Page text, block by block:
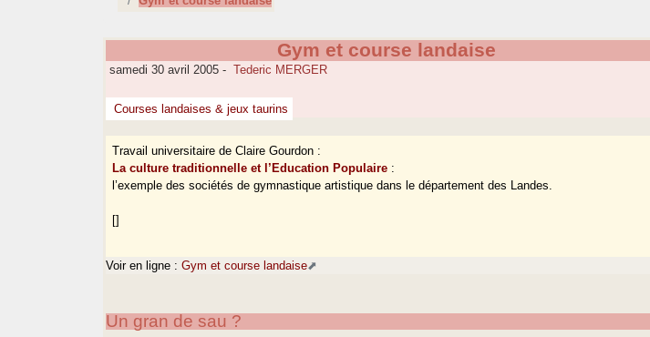
Gym et course landaise
samedi 30 avril 2005 - Tederic MERGER
Courses landaises & jeux taurins
Travail universitaire de Claire Gourdon :
La culture traditionnelle et l’Education Populaire :
l’exemple des sociétés de gymnastique artistique dans le département des Landes.
[]
Voir en ligne :Gym et course landaise
Un gran de sau ?